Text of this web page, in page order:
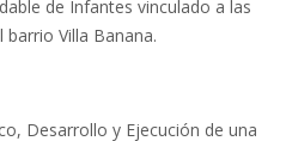
de Infantes vinculado a las
Villa Banana.
Desarrollo y Ejecución de una